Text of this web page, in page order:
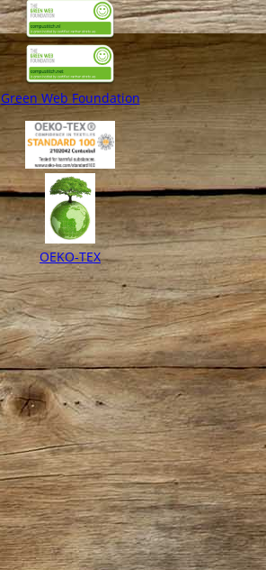
Green Web Foundation
OEKO-TEX